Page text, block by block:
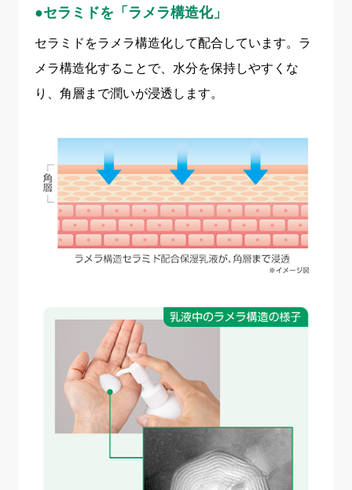
●セラミドを「ラメラ構造化」
セラミドをラメラ構造化して配合しています。ラ
メラ構造化することで、水分を保持しやすくな
り、角層まで潤いが浸透します。